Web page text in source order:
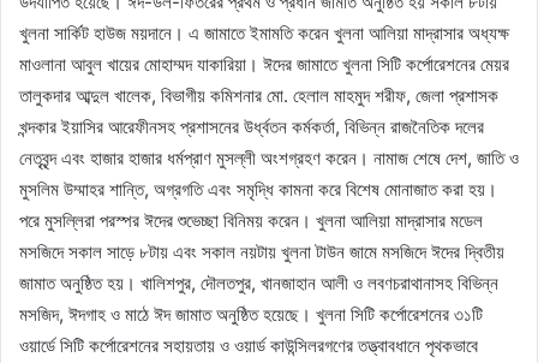
খুলনা সার্কিট হাউজ ময়দানে। এ জামাতে ইমামতি করেন খুলনা আলিয়া মাদ্রাসার অধ্যক্ষ
মাওলানা আবুল খায়ের মোহাম্মদ যাকারিয়া। ঈদের জামাতে খুলনা সিটি কর্পোরেশনের মেয়র
তালুকদার আব্দুল খালেক, বিভাগীয় কমিশনার মো. হেলাল মাহমুদ শরীফ, জেলা প্রশাসক
খন্দকার ইয়াসির আরেফীনসহ প্রশাসনের উর্ধ্বতন কর্মকর্তা, বিভিন্ন রাজনৈতিক দলের
নেতৃবৃন্দ এবং হাজার হাজার ধর্মপ্রাণ মুসল্লী অংশগ্রহণ করেন। নামাজ শেষে দেশ, জাতি ও
মুসলিম উম্মাহর শান্তি, অগ্রগতি এবং সমৃদ্ধি কামনা করে বিশেষ মোনাজাত করা হয়।
পরে মুসল্লিরা পরস্পর ঈদের শুভেচ্ছা বিনিময় করেন। খুলনা আলিয়া মাদ্রাসার মডেল
মসজিদে সকাল সাড়ে ৮টায় এবং সকাল নয়টায় খুলনা টাউন জামে মসজিদে ঈদের দ্বিতীয়
জামাত অনুষ্ঠিত হয়। খালিশপুর, দৌলতপুর, খানজাহান আলী ও লবণচরাথানাসহ বিভিন্ন
মসজিদ, ঈদগাহ ও মাঠে ঈদ জামাত অনুষ্ঠিত হয়েছে। খুলনা সিটি কর্পোরেশনের ৩১টি
ওয়ার্ডে সিটি কর্পোরেশনের সহায়তায় ও ওয়ার্ড কাউন্সিলরগণের তত্ত্বাবধানে পৃথকভাবে